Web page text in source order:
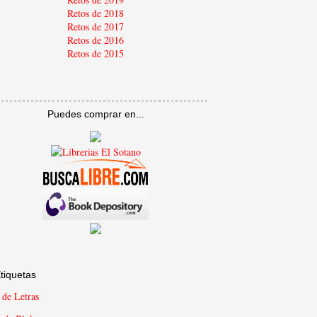
Retos de 2018
Retos de 2017
Retos de 2016
Retos de 2015
Puedes comprar en...
Letras